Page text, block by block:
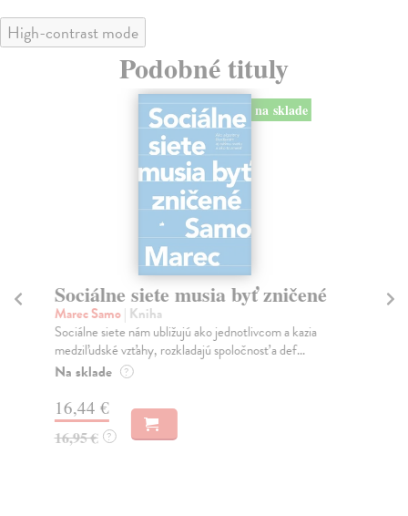
High-contrast mode
Podobné tituly
na sklade
Sociálne siete musia byť zničené
Marec Samo| Kniha
Sociálne siete nám ubližujú ako jednotlivcom a kazia
medziľudské vzťahy, rozkladajú spoločnosť a def...
Na sklade ?
16,44 €
16,95 € ?